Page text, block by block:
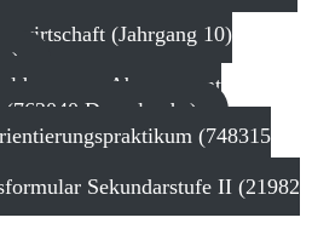
(Jahrgang 10)
)
zum Abonnement
Downloads )
(748315
Sekundarstufe II (21982